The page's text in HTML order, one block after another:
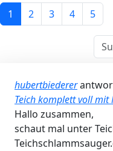
1 2 3 4 5
hubertbiederer
Teich komplett voll mit
Hallo zusammen,
schaut mal unter